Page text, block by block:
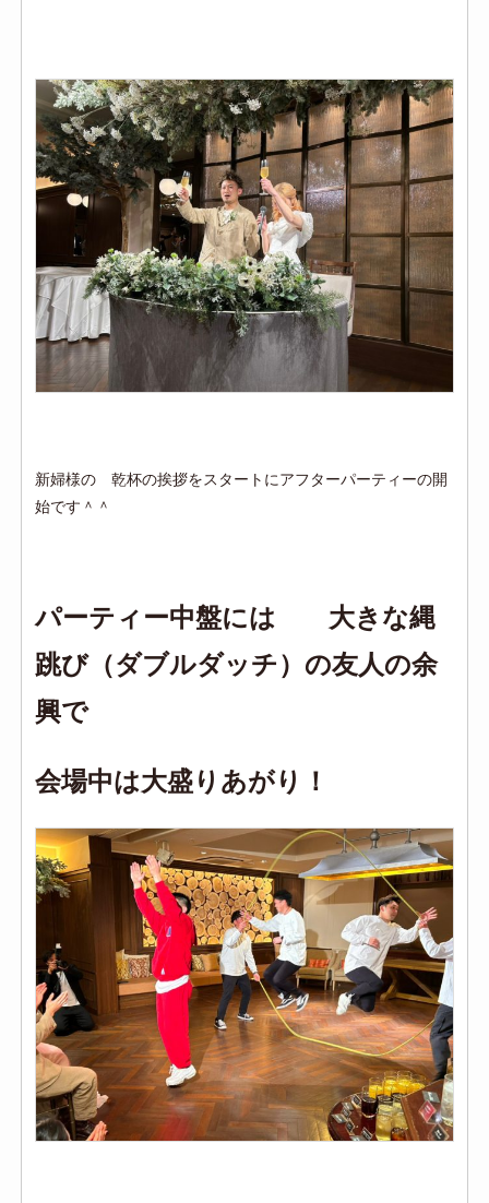
新婦様の 乾杯の挨拶をスタートにアフターパーティーの開
始です＾＾
パーティー中盤には 大きな縄
跳び（ダブルダッチ）の友人の余
興で
会場中は大盛りあがり！